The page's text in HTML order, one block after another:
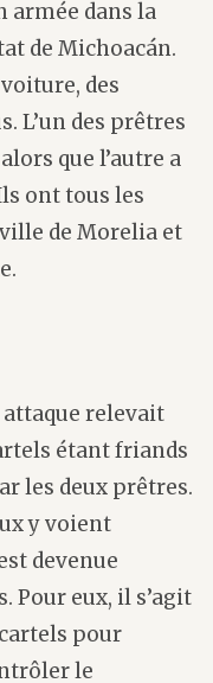
armée dans la
de Michoacán.
des
L’un des prêtres
que l’autre a
ont tous les
de Morelia et
relevait
étant friands
les deux prêtres.
y voient
devenue
eux, il s’agit
pour
le